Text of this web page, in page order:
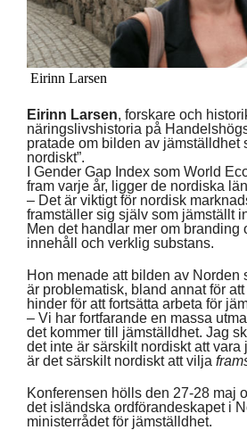
Eirinn Larsen
Eirinn Larsen, forskare och
näringslivshistoria på
pratade om bilden av jämställdhet
nordiskt”.
I Gender Gap Index som World
fram varje år, ligger de nordiska
– Det är viktigt för nordisk
framställer sig själv som jämställt
Men det handlar mer om branding
innehåll och verklig substans.
Hon menade att bilden av Norden
är problematisk, bland annat för
hinder för att fortsätta arbeta för
– Vi har fortfarande en massa
det kommer till jämställdhet. Jag
det inte är särskilt nordiskt att vara
är det särskilt nordiskt att vilja
Konferensen hölls den 27-28 maj
det isländska ordförandeskapet i
ministerrådet för jämställdhet.